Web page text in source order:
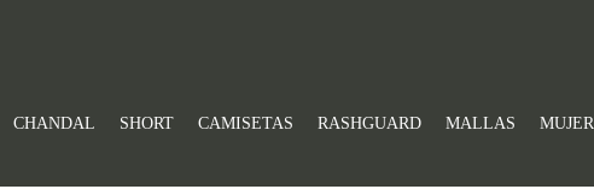
CHANDAL SHORT CAMISETAS RASHGUARD MALLAS MUJER